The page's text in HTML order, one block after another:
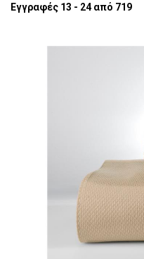
Εγγραφές 13 - 24 από 719